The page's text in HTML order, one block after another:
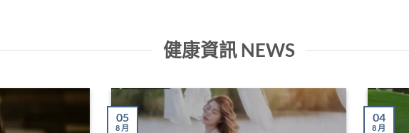
健康資訊 NEWS
05
8 月
04
8 月